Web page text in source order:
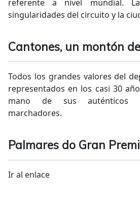
referente a nivel mundial.
singularidades del circuito y la
Cantones, un montón
Todos los grandes valores del
representados en los casi 30
mano de sus auténticos
marchadores.
Palmares do Gran
Ir al enlace